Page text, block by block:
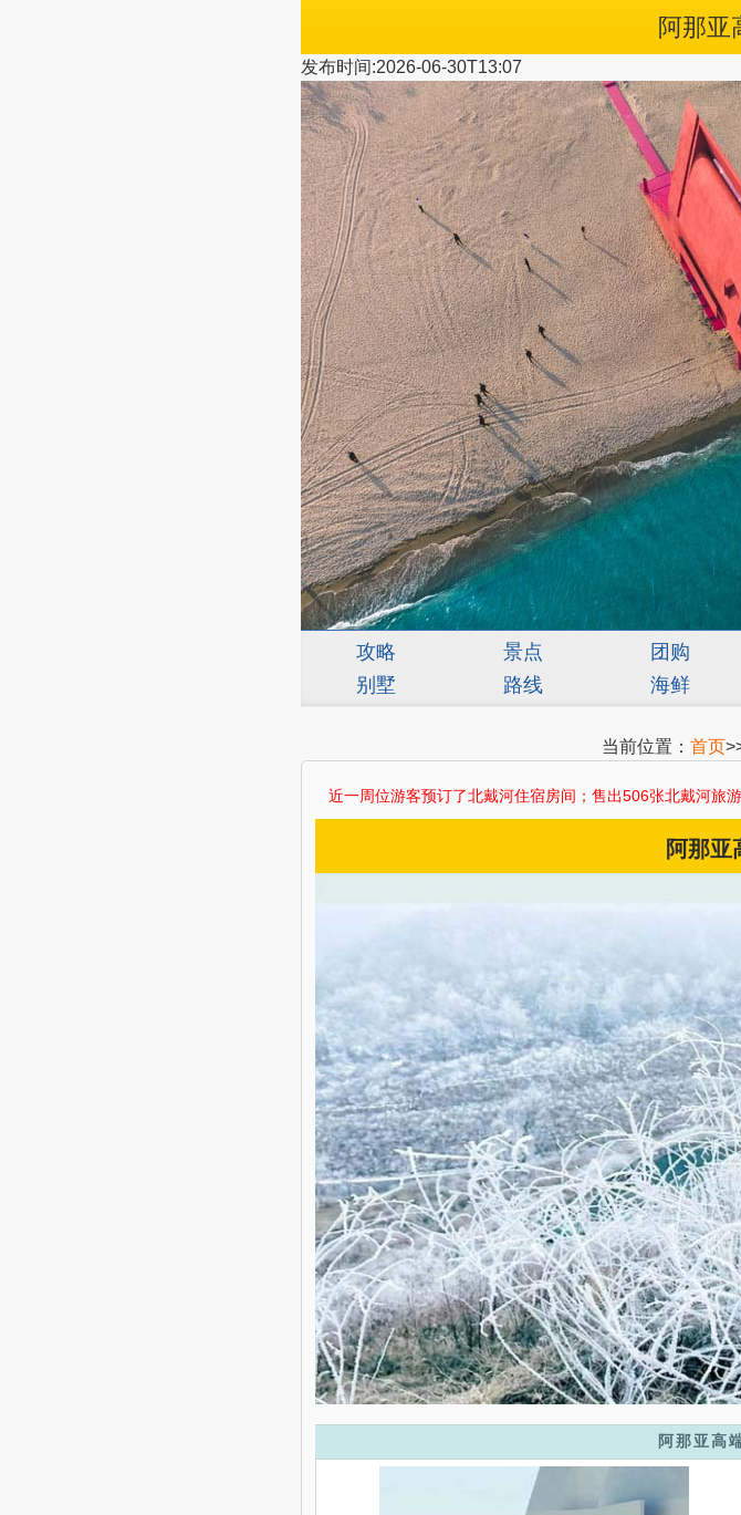
阿那亚
发布时间:2026-06-30T13:07
攻略 景点 团购
别墅
路线 海鲜
当前位置： 首页
近一周 位游客预订了北戴河住宿房间；售出506张北戴河旅
阿那亚
阿那亚高